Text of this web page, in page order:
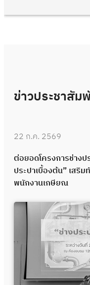
ข่าวประชาสัม
22 ก.ค. 2569
ต่อยอดโครงการช่างป
ประปาเบื้องต้น” เสริ
พนักงานเกษียณ